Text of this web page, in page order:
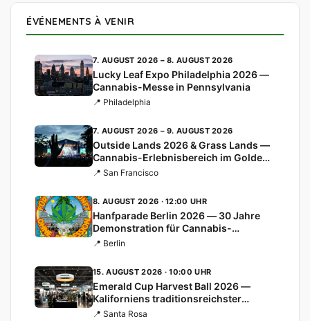
ÉVÉNEMENTS À VENIR
7. AUGUST 2026 – 8. AUGUST 2026
Lucky Leaf Expo Philadelphia 2026 —
Cannabis-Messe in Pennsylvania
📍 Philadelphia
7. AUGUST 2026 – 9. AUGUST 2026
Outside Lands 2026 & Grass Lands —
Cannabis-Erlebnisbereich im Golden
Gate Park
📍 San Francisco
8. AUGUST 2026 · 12:00 UHR
Hanfparade Berlin 2026 — 30 Jahre
Demonstration für Cannabis-
Legalisierung
📍 Berlin
15. AUGUST 2026 · 10:00 UHR
Emerald Cup Harvest Ball 2026 —
Kaliforniens traditionsreichster
Cannabis-Cup
📍 Santa Rosa